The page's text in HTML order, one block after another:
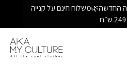
על הקולקציה החדשה🌿משלוח חינם על קנייה